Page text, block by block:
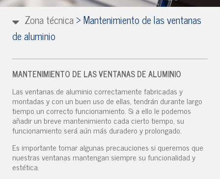
Zona técnica>Mantenimiento de las ventanas
de aluminio
MANTENIMIENTO DE LAS VENTANAS DE ALUMINIO
Las ventanas de aluminio correctamente fabricadas y
montadas y con un buen uso de ellas, tendrán durante largo
tiempo un correcto funcionamiento. Si a ello le podemos
añadir un breve mantenimiento cada cierto tiempo, su
funcionamiento será aún más duradero y prolongado.
Es importante tomar algunas precauciones si queremos que
nuestras ventanas mantengan siempre su funcionalidad y
estética.